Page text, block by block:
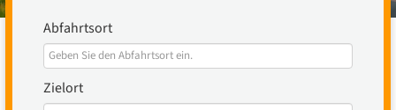
Abfahrtsort
Zielort